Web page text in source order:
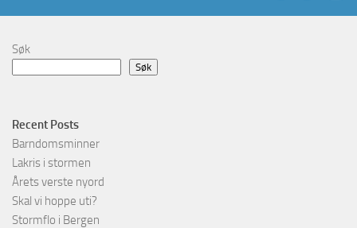
Søk
Søk
Recent Posts
Barndomsminner
Lakris i stormen
Årets verste nyord
Skal vi hoppe uti?
Stormflo i Bergen